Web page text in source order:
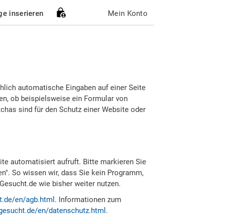
inserieren Mein Konto
automatische Eingaben auf einer Seite
ob beispielsweise ein Formular von
sind für den Schutz einer Website oder
automatisiert aufruft. Bitte markieren Sie
So wissen wir, dass Sie kein Programm,
wie bisher weiter nutzen.
en/agb.html . Informationen zum
en/datenschutz.html .